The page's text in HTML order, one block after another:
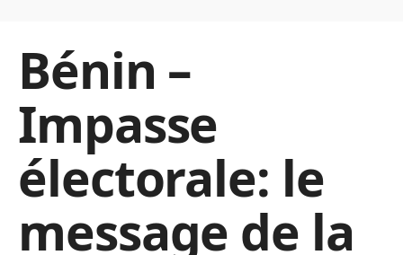
Bénin –
Impasse
électorale: le
message de la